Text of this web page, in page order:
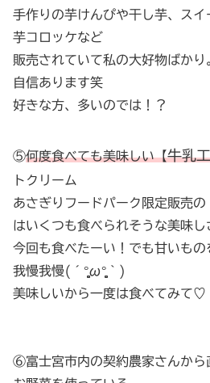
手作りの芋けんぴや干し芋、スイ
芋コロッケなど
販売されていて私の大好物ばか
自信あります笑
好きな方、多いのでは！？
⑤何度食べても美味しい【牛乳
トクリーム
あさぎりフードパーク限定販売の
はいくつも食べられそうな美味し
今回も食べたーい！でも甘いも
我慢我慢(´°̥̥̥̥̥̥̥̥ω°̥̥̥̥̥̥̥̥｀)
美味しいから一度は食べてみて♡
⑥富士宮市内の契約農家さんから